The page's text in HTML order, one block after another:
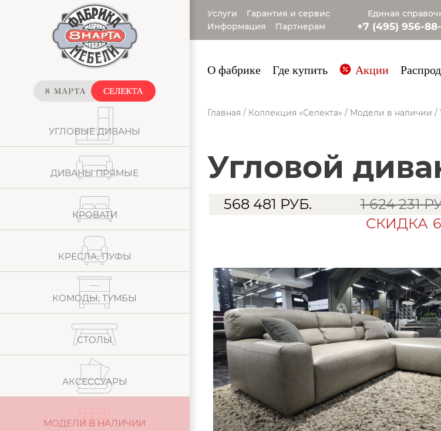
УГЛОВЫЕ ДИВАНЫ
ДИВАНЫ ПРЯМЫЕ
КРОВАТИ
КРЕСЛА, ПУФЫ
КОМОДЫ, ТУМБЫ
СТОЛЫ
АКСЕССУАРЫ
МОДЕЛИ В НАЛИЧИИ
Услуги
Гарантия и сервис
Информация
Партнерам
Единая
+7 (495) 956-
О фабрике Где купить Акции
Главная / Коллекция «Селекта» / Модели в наличии /
угловой
568 481 РУБ.
1 624 231
СКИДКА